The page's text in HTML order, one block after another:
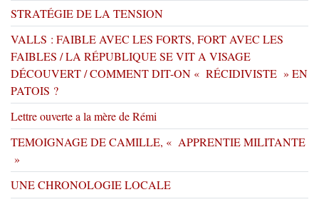
STRATÉGIE DE LA TENSION
VALLS : FAIBLE AVEC LES FORTS, FORT AVEC LES
FAIBLES / LA RÉPUBLIQUE SE VIT A VISAGE
DÉCOUVERT / COMMENT DIT-ON « RÉCIDIVISTE » EN
PATOIS ?
Lettre ouverte a la mère de Rémi
TEMOIGNAGE DE CAMILLE, « APPRENTIE MILITANTE
»
UNE CHRONOLOGIE LOCALE